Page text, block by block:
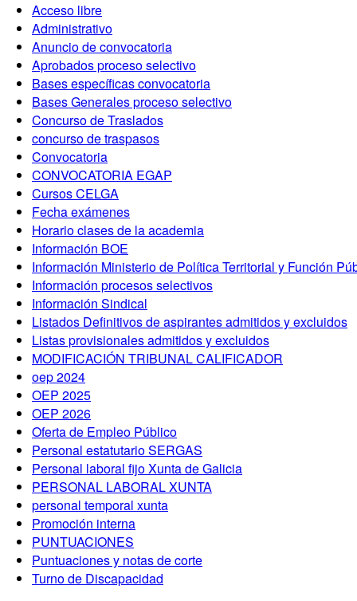
Acceso libre
Administrativo
Anuncio de convocatoria
Aprobados proceso selectivo
Bases específicas convocatoria
Bases Generales proceso selectivo
Concurso de Traslados
concurso de traspasos
Convocatoria
CONVOCATORIA EGAP
Cursos CELGA
Fecha exámenes
Horario clases de la academia
Información BOE
Información Ministerio de Política Territorial y Función
Información procesos selectivos
Información Sindical
Listados Definitivos de aspirantes admitidos y excluidos
Listas provisionales admitidos y excluidos
MODIFICACIÓN TRIBUNAL CALIFICADOR
oep 2024
OEP 2025
OEP 2026
Oferta de Empleo Público
Personal estatutario SERGAS
Personal laboral fijo Xunta de Galicia
PERSONAL LABORAL XUNTA
personal temporal xunta
Promoción interna
PUNTUACIONES
Puntuaciones y notas de corte
Turno de Discapacidad